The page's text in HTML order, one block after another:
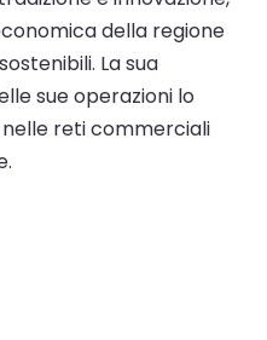
della regione
La sua
sue operazioni lo
reti commerciali